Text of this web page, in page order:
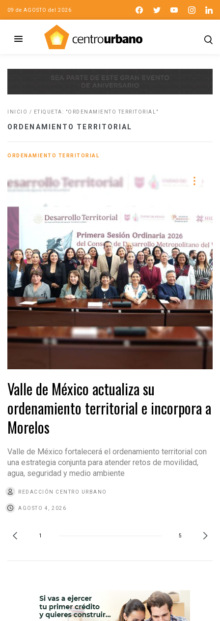
09 de AGOSTO del 2026
INICIO / ETIQUETA: "ORDENAMIENTO TERRITORIAL"
ORDENAMIENTO TERRITORIAL
ORDENAMIENTO TERRITORIAL
Valle de México actualiza su
ordenamiento territorial e incorpora a
Morelos
Valle de México fortalecerá el ordenamiento territorial con
una estrategia conjunta para atender retos de movilidad,
agua, seguridad y medio ambiente
REDACCIÓN CENTRO URBANO
AGOSTO 4, 2026
1 5